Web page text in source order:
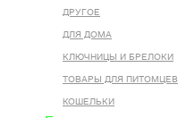
ДРУГОЕ
ДЛЯ ДОМА
КЛЮЧНИЦЫ И БРЕЛОКИ
ТОВАРЫ ДЛЯ ПИТОМЦЕВ
КОШЕЛЬКИ